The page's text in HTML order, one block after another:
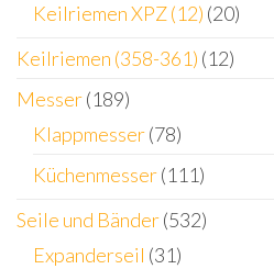
Keilriemen XPZ (12) (20)
Keilriemen (358-361) (12)
Messer(189)
Klappmesser(78)
Küchenmesser(111)
Seile und Bänder(532)
Expanderseil (31)